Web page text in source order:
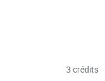
3 crédits